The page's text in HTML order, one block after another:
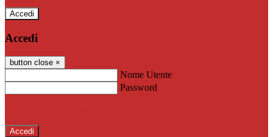
Accedi
Accedi
button close ×
Nome Utente
Password